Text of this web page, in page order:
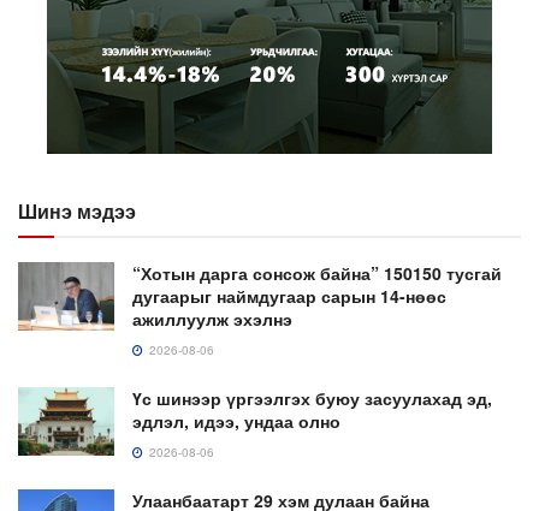
Шинэ мэдээ
“Хотын дарга сонсож байна” 150150 тусгай
дугаарыг наймдугаар сарын 14-нөөс
ажиллуулж эхэлнэ
2026-08-06
Үс шинээр үргээлгэх буюу засуулахад эд,
эдлэл, идээ, ундаа олно
2026-08-06
Улаанбаатарт 29 хэм дулаан байна